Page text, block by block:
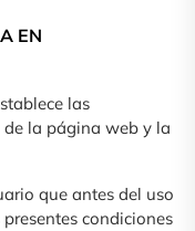
las
de la página web y la
que antes del uso
condiciones